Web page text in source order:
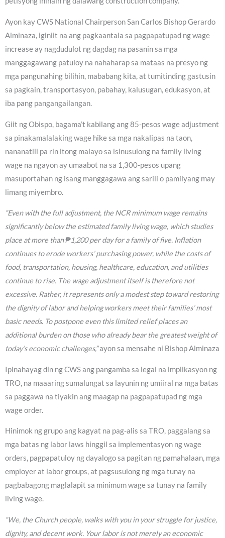
Ayon kay CWS National Chairperson San Carlos Bishop Gerardo
Alminaza, iginiit na ang pagkaantala sa pagpapatupad ng wage
increase ay nagdudulot ng dagdag na pasanin sa mga
manggagawang patuloy na nahaharap sa mataas na presyo ng
mga pangunahing bilihin, mababang kita, at tumitinding gastusin
sa pagkain, transportasyon, pabahay, kalusugan, edukasyon, at
iba pang pangangailangan.
Giit ng Obispo, bagama’t kabilang ang 85-pesos wage adjustment
sa pinakamalalaking wage hike sa mga nakalipas na taon,
nananatili pa rin itong malayo sa isinusulong na family living
wage na ngayon ay umaabot na sa 1,300-pesos upang
masuportahan ng isang manggagawa ang sarili o pamilyang may
limang miyembro.
“Even with the full adjustment, the NCR minimum wage remains
significantly below the estimated family living wage, which studies
place at more than ₱1,200 per day for a family of five. Inflation
continues to erode workers’ purchasing power, while the costs of
food, transportation, housing, healthcare, education, and utilities
continue to rise. The wage adjustment itself is therefore not
excessive. Rather, it represents only a modest step toward restoring
the dignity of labor and helping workers meet their families’ most
basic needs. To postpone even this limited relief places an
additional burden on those who already bear the greatest weight of
today’s economic challenges,”ayon sa mensahe ni Bishop Alminaza
Ipinahayag din ng CWS ang pangamba sa legal na implikasyon ng
TRO, na maaaring sumalungat sa layunin ng umiiral na mga batas
sa paggawa na tiyakin ang maagap na pagpapatupad ng mga
wage order.
Hinimok ng grupo ang kagyat na pag-alis sa TRO, paggalang sa
mga batas ng labor laws hinggil sa implementasyon ng wage
orders, pagpapatuloy ng dayalogo sa pagitan ng pamahalaan, mga
employer at labor groups, at pagsusulong ng mga tunay na
pagbabagong maglalapit sa minimum wage sa tunay na family
living wage.
“We, the Church people, walks with you in your struggle for justice,
dignity, and decent work. Your labor is not merely an economic